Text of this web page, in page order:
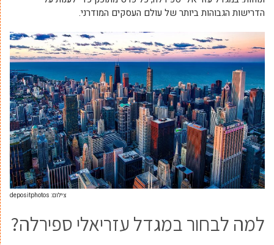
הדרישות הגבוהות ביותר של עולם העסקים המודרני.
צילום: depositphotos
למה לבחור במגדל עזריאלי ספירלה?